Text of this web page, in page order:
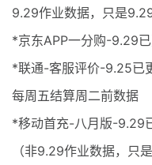
9.29作业数据，只是
*京东APP一分购-9.29
*联通-客服评价-9.25已
每周五结算周二前数据
*移动首充-八月版-9.29
（非9.29作业数据，只